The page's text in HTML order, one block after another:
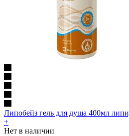
Липобейз гель для душа 400мл
+
Нет в наличии